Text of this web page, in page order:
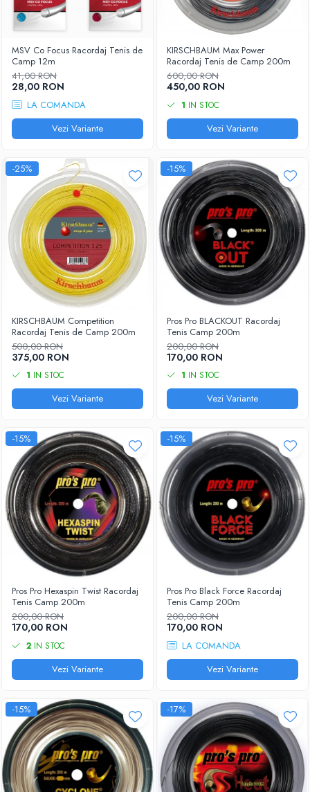
MSV Co Focus Racordaj Tenis de
Camp 12m
41,00 RON
28,00 RON
LA COMANDA
Vezi Variante
KIRSCHBAUM Max Power
Racordaj Tenis de Camp 200m
600,00 RON
450,00 RON
1 IN STOC
Vezi Variante
-25%
KIRSCHBAUM Competition
Racordaj Tenis de Camp 200m
500,00 RON
375,00 RON
1 IN STOC
Vezi Variante
-15%
Pros Pro BLACKOUT Racordaj
Tenis Camp 200m
200,00 RON
170,00 RON
1 IN STOC
Vezi Variante
-15%
Pros Pro Hexaspin Twist Racordaj
Tenis Camp 200m
200,00 RON
170,00 RON
2 IN STOC
Vezi Variante
-15%
Pros Pro Black Force Racordaj
Tenis Camp 200m
200,00 RON
170,00 RON
LA COMANDA
Vezi Variante
-15% -17%